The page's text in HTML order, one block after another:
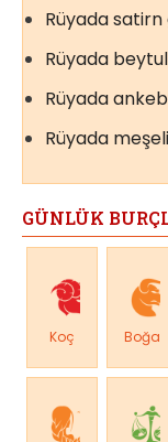
Rüyada
Rüyada
Rüyada
Rüyada
GÜNLÜK
Koç Boğa